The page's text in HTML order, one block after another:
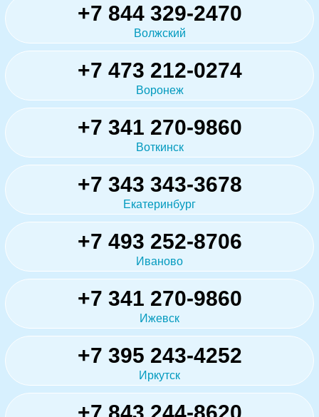
+7 844 329-2470
Волжский
+7 473 212-0274
Воронеж
+7 341 270-9860
Воткинск
+7 343 343-3678
Екатеринбург
+7 493 252-8706
Иваново
+7 341 270-9860
Ижевск
+7 395 243-4252
Иркутск